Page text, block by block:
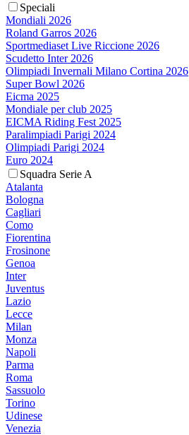
Speciali
Mondiali 2026
Roland Garros 2026
Sportmediaset Live Riccione 2026
Scudetto Inter 2026
Olimpiadi Invernali Milano Cortina 2026
Super Bowl 2026
Eicma 2025
Mondiale per club 2025
EICMA Riding Fest 2025
Paralimpiadi Parigi 2024
Olimpiadi Parigi 2024
Euro 2024
Squadra Serie A
Atalanta
Bologna
Cagliari
Como
Fiorentina
Frosinone
Genoa
Inter
Juventus
Lazio
Lecce
Milan
Monza
Napoli
Parma
Roma
Sassuolo
Torino
Udinese
Venezia